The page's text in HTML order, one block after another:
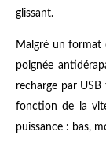
glissant.
Malgré un format
poignée
recharge par
fonction de la
puissance : bas,